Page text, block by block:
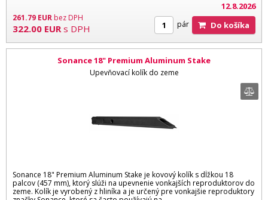
261.79 EURbez DPH
322.00 EUR s DPH
12.8.2026
pár Do košíka
Sonance 18" Premium Aluminum Stake
Upevňovací kolík do zeme
Sonance 18" Premium Aluminum Stake je kovový kolík s dĺžkou 18
palcov (457 mm), ktorý slúži na upevnenie vonkajších reproduktorov do
zeme. Kolík je vyrobený z hliníka a je určený pre vonkajšie reproduktory